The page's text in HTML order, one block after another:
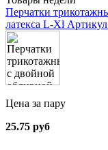
Перчатки
латекса L-Xl
Цена за пару
25.75 руб